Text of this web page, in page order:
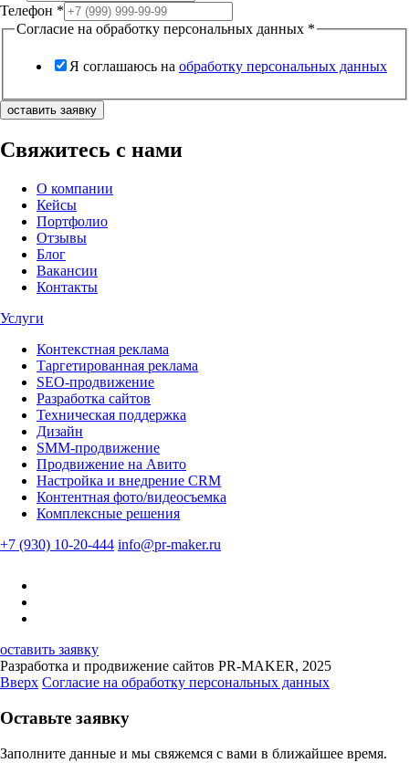
Телефон *
Согласие на обработку персональных данных *
Я соглашаюсь на обработку персональных данных
оставить заявку
Свяжитесь с нами
О компании
Кейсы
Портфолио
Отзывы
Блог
Вакансии
Контакты
Услуги
Контекстная реклама
Таргетированная реклама
SEO-продвижение
Разработка сайтов
Техническая поддержка
Дизайн
SMM-продвижение
Продвижение на Авито
Настройка и внедрение CRM
Контентная фото/видеосъемка
Комплексные решения
+7 (930) 10-20-444 info@pr-maker.ru
оставить заявку
Разработка и продвижение сайтов PR-MAKER, 2025
Вверх Согласие на обработку персональных данных
Оставьте заявку
Заполните данные и мы свяжемся с вами в ближайшее время.